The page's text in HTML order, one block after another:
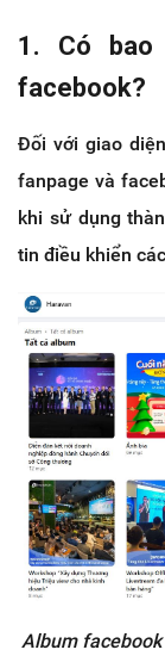
1. Có bao
facebook?
Đối với giao
fanpage và
khi sử dụng
tin điều khiển
Album